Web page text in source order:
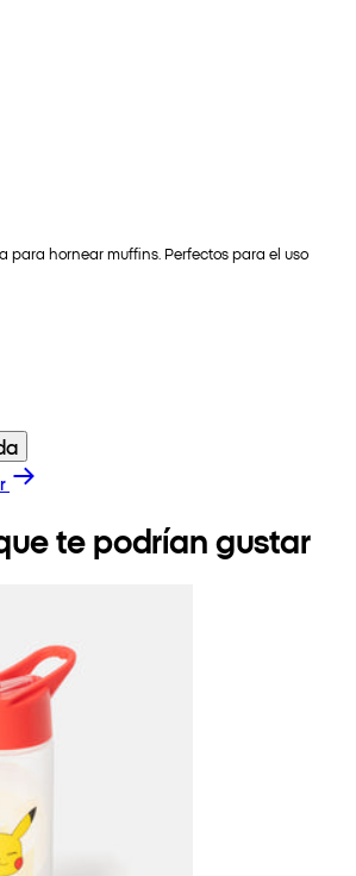
para hornear muffins. Perfectos para el uso
te podrían gustar